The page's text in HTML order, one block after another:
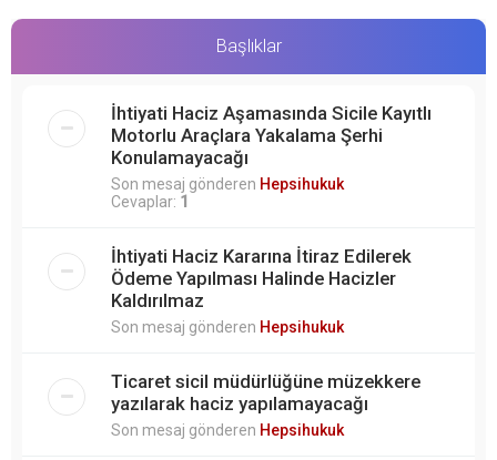
Başlıklar
İhtiyati Haciz Aşamasında Sicile Kayıtlı
Motorlu Araçlara Yakalama Şerhi
Konulamayacağı
Son mesaj gönderen Hepsihukuk
Cevaplar: 1
İhtiyati Haciz Kararına İtiraz Edilerek
Ödeme Yapılması Halinde Hacizler
Kaldırılmaz
Son mesaj gönderen Hepsihukuk
Ticaret sicil müdürlüğüne müzekkere
yazılarak haciz yapılamayacağı
Son mesaj gönderen Hepsihukuk